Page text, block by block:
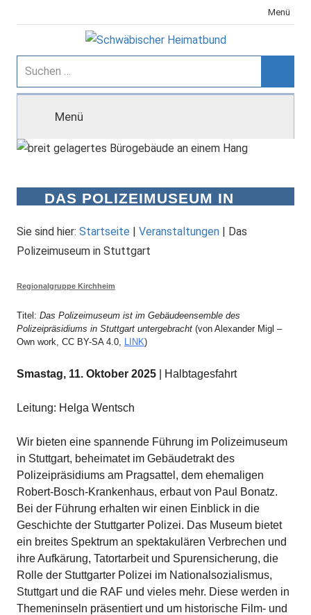
Inhalt
Menü
Schwäbischer
Heimatbund
Suchen
nach:
Menü
DAS POLIZEIMUSEUM IN
Sie sind hier: Startseite | Veranstaltungen | Das
Polizeimuseum in Stuttgart
Regionalgruppe Kirchheim
Titel: Das Polizeimuseum ist im Gebäudeensemble des
Polizeipräsidiums in Stuttgart untergebracht (von Alexander Migl –
Own work, CC BY-SA 4.0, LINK)
Smastag, 11. Oktober 2025 | Halbtagesfahrt
Leitung: Helga Wentsch
Wir bieten eine spannende Führung im Polizeimuseum
in Stuttgart, beheimatet im Gebäudetrakt des
Polizeipräsidiums am Pragsattel, dem ehemaligen
Robert-Bosch-Krankenhaus, erbaut von Paul Bonatz.
Bei der Führung erhalten wir einen Einblick in die
Geschichte der Stuttgarter Polizei. Das Museum bietet
ein breites Spektrum an spektakulären Verbrechen und
ihre Aufkärung, Tatortarbeit und Spurensicherung, die
Rolle der Stuttgarter Polizei im Nationalsozialismus,
Stuttgart und die RAF und vieles mehr. Diese werden in
Themeninseln präsentiert und um historische Film- und